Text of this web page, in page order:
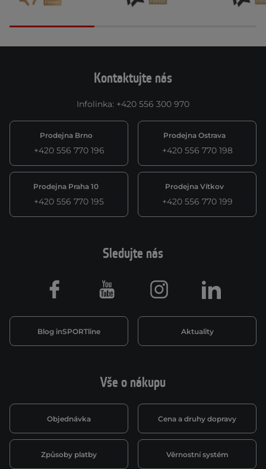
Kontaktujte nás
Infolinka: +420 556 300 970
Prodejna Brno
+420 556 770 196
Prodejna Ostrava
+420 556 770 198
Prodejna Praha 10
+420 556 770 195
Prodejna Vítkov
+420 556 770 199
Vše o nákupu
Objednávka Cena a druhy dopravy
Způsoby platby Věrnostní systém
Sledujte nás
Blog inSPORTline Aktuality
Facebook Youtube Instagram LinkedIn